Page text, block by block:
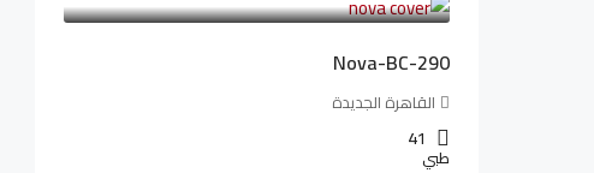
Nova-BC-290
القاهرة الجديدة
41
طبي